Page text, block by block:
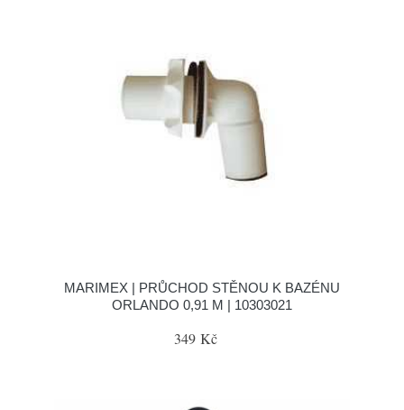
MARIMEX | PRŮCHOD STĚNOU K BAZÉNU
ORLANDO 0,91 M | 10303021
349 Kč